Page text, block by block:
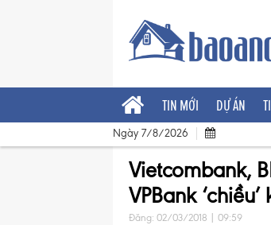
TIN MỚI DỰ ÁN
Ngày 7/8/2026
Vietcombank,
VPBank
Đăng: 02/03/2018 | 09:59